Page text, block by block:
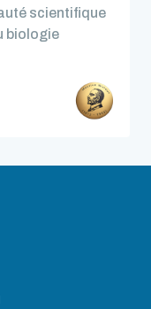
scientifique
biologie